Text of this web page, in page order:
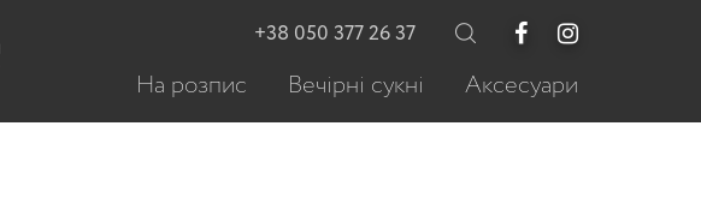
+38 050 377 26 37
На розпис Вечірні сукні Аксесуари